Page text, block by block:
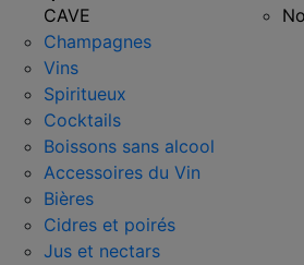
CAVE
Champagnes
Vins
Spiritueux
Cocktails
Boissons sans alcool
Accessoires du Vin
Bières
Cidres et poirés
Jus et nectars